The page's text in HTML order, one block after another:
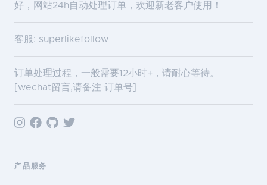
好，网站24h自动处理订单，欢迎新老客户使用！
客服: superlikefollow
订单处理过程，一般需要12小时+，请耐心等待。
[wechat留言,请备注 订单号]
产品服务